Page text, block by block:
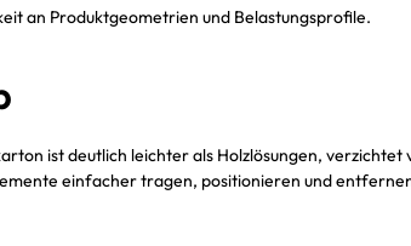
an Produktgeometrien und Belastungsprofile.
ist deutlich leichter als Holzlösungen, verzichtet
einfacher tragen, positionieren und